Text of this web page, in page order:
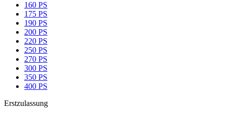
160 PS
175 PS
190 PS
200 PS
220 PS
250 PS
270 PS
300 PS
350 PS
400 PS
Erstzulassung